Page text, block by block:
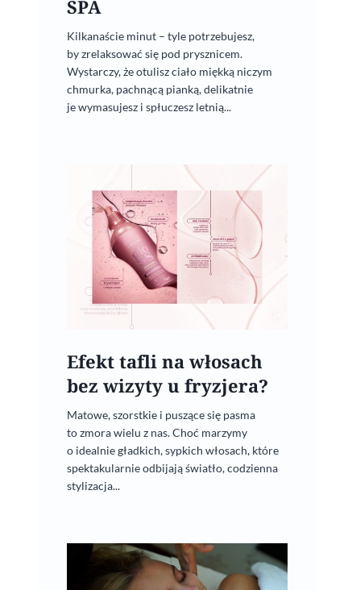
1 listopada, 2020
SPA
Kilkanaście minut – tyle potrzebujesz,
by zrelaksować się pod prysznicem.
Wystarczy, że otulisz ciało miękką niczym
chmurka, pachnącą pianką, delikatnie
je wymasujesz i spłuczesz letnią...
Efekt tafli na włosach
bez wizyty u fryzjera?
Matowe, szorstkie i puszące się pasma
to zmora wielu z nas. Choć marzymy
o idealnie gładkich, sypkich włosach, które
spektakularnie odbijają światło, codzienna
stylizacja...